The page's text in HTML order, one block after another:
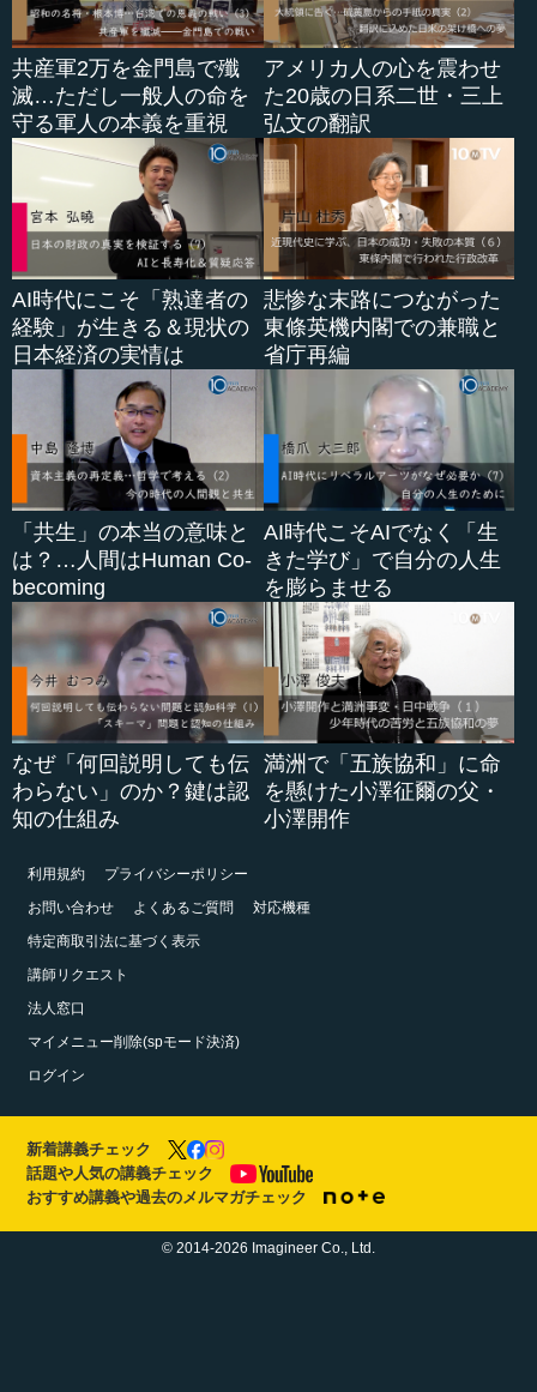
共産軍2万を金門島で殲
滅…ただし一般人の命を
守る軍人の本義を重視
アメリカ人の心を震わせ
た20歳の日系二世・三上
弘文の翻訳
AI時代にこそ「熟達者の
経験」が生きる＆現状の
日本経済の実情は
悲惨な末路につながった
東條英機内閣での兼職と
省庁再編
「共生」の本当の意味と
は？…人間はHuman Co-
becoming
AI時代こそAIでなく「生
きた学び」で自分の人生
を膨らませる
なぜ「何回説明しても伝
わらない」のか？鍵は認
知の仕組み
満洲で「五族協和」に命
を懸けた小澤征爾の父・
小澤開作
利用規約
プライバシーポリシー
お問い合わせ
よくあるご質問
対応機種
特定商取引法に基づく表示
講師リクエスト
法人窓口
マイメニュー削除(spモード決済)
ログイン
新着講義チェック
話題や人気の講義チェック
おすすめ講義や過去のメルマガチェック
© 2014-2026 Imagineer Co., Ltd.